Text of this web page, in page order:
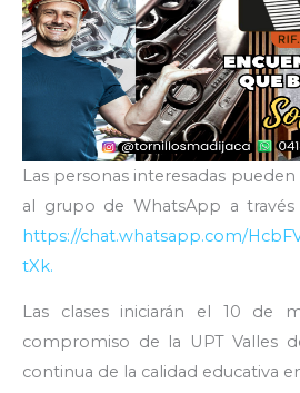
Las personas interesadas
al grupo de WhatsApp a través
https://chat.whatsapp.com/
tXk.
Las clases iniciarán el 10 de
compromiso de la UPT Valles
continua de la calidad educativa